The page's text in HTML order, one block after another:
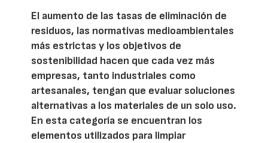
El aumento de las tasas de eliminación de
residuos, las normativas medioambientales
más estrictas y los objetivos de
sostenibilidad hacen que cada vez más
empresas, tanto industriales como
artesanales, tengan que evaluar soluciones
alternativas a los materiales de un solo uso.
En esta categoría se encuentran los
elementos utilizados para limpiar